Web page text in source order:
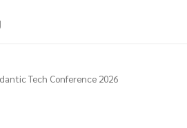
Tech Conference 2026